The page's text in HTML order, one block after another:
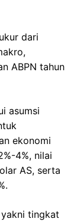
dari
ABPN tahun
asumsi
ekonomi
4%, nilai
AS, serta
tingkat